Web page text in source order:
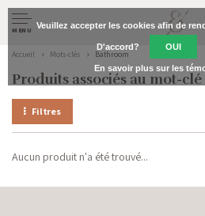
MENU
Accueil Mots-clés Bathroom
Produits associés au mot-
Filtres
Aucun produit n'a été trouvé...
Veuillez accepter les cookies afin de
D'accord? OUI
En savoir plus sur les